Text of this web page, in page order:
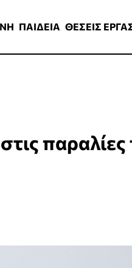
ΠΑΙΔΕΙΑ ΘΕΣΕΙΣ
παραλίες